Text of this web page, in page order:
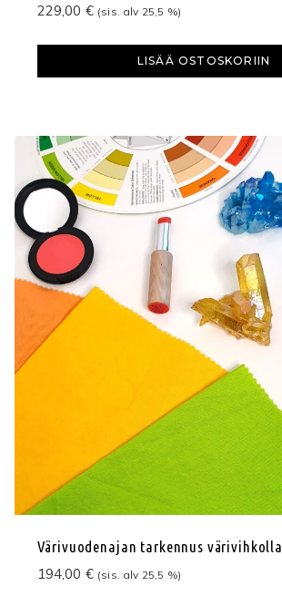
229,00 € (sis. alv 25,5 %)
LISÄÄ OSTOSKORIIN
Värivuodenajan tarkennus värivihkolla
194,00 € (sis. alv 25,5 %)